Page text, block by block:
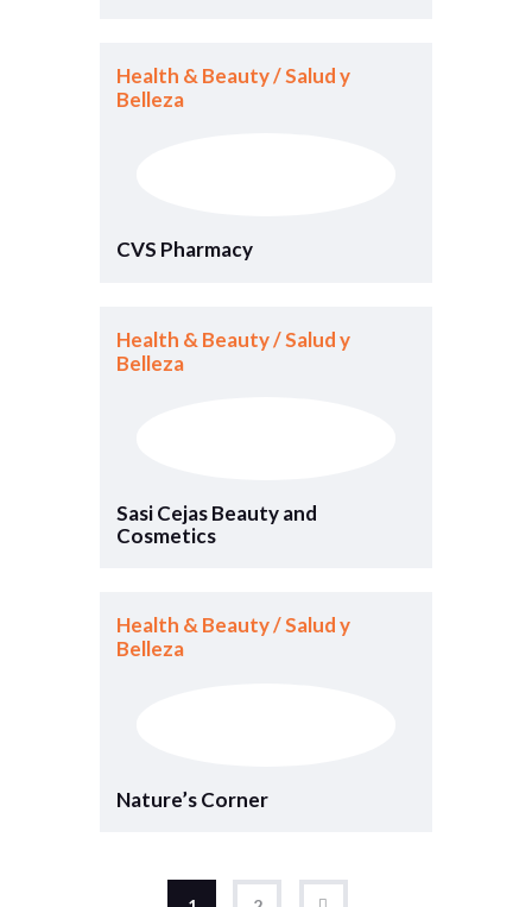
Health & Beauty / Salud y
Belleza
CVS Pharmacy
Health & Beauty / Salud y
Belleza
Sasi Cejas Beauty and
Cosmetics
Health & Beauty / Salud y
Belleza
Nature’s Corner